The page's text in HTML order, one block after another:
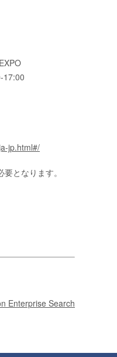
17:00
jp.html#/
となります。
Enterprise Search